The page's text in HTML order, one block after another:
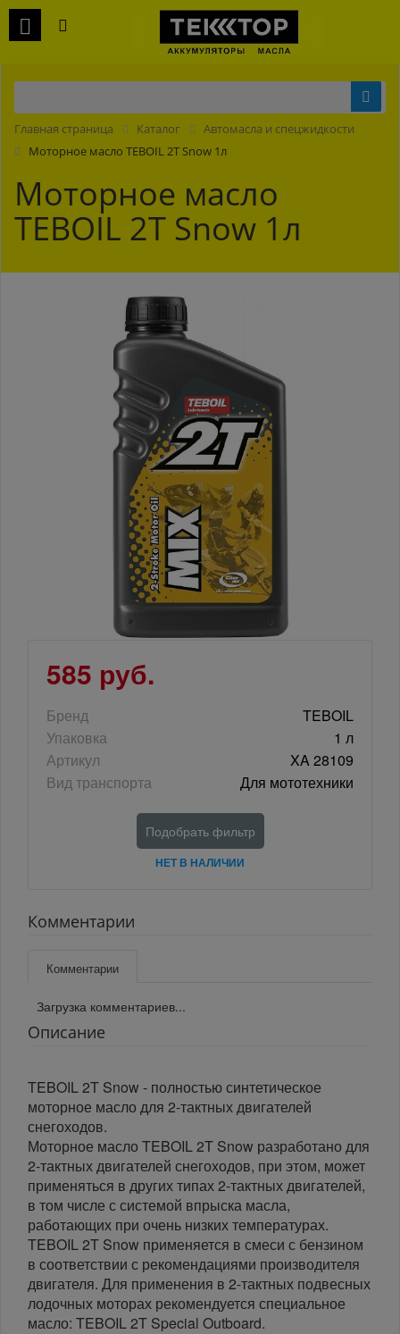
Главная страница Каталог
Автомасла и спецжидкости
Моторное масло TEBOIL 2T Snow 1л
Моторное масло
TEBOIL 2T Snow 1л
585 руб.
Бренд
TEBOIL
Упаковка
1 л
Артикул
XA 28109
Вид транспорта
Для мототехники
Подобрать фильтр
НЕТ В НАЛИЧИИ
Комментарии
Комментарии
Загрузка комментариев...
Описание
TEBOIL 2T Snow - полностью синтетическое
моторное масло для 2-тактных двигателей
снегоходов.
Моторное масло TEBOIL 2T Snow разработано для
2-тактных двигателей снегоходов, при этом, может
применяться в других типах 2-тактных двигателей,
в том числе с системой впрыска масла,
работающих при очень низких температурах.
TEBOIL 2T Snow применяется в смеси с бензином
в соответствии с рекомендациями производителя
двигателя. Для применения в 2-тактных подвесных
лодочных моторах рекомендуется специальное
масло: TEBOIL 2T Special Outboard.